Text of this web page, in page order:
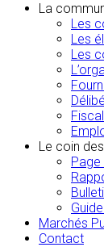
La
Les
Les
Les
Le coin
Page
Marchés
Contact